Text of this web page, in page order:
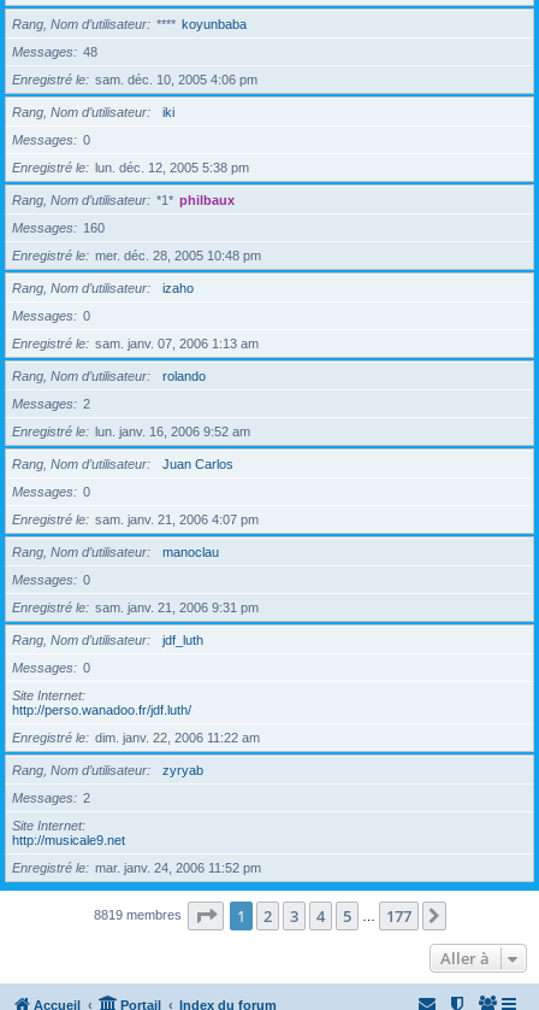
Rang, Nom d’utilisateur **** koyunbaba
Messages
48
Enregistré le
sam. déc. 10, 2005 4:06 pm
Rang, Nom d’utilisateur
iki
Messages
0
Enregistré le
lun. déc. 12, 2005 5:38 pm
Rang, Nom d’utilisateur *1* philbaux
Messages
160
Enregistré le
mer. déc. 28, 2005 10:48 pm
Rang, Nom d’utilisateur
izaho
Messages
0
Enregistré le
sam. janv. 07, 2006 1:13 am
Rang, Nom d’utilisateur
rolando
Messages
2
Enregistré le
lun. janv. 16, 2006 9:52 am
Rang, Nom d’utilisateur
Juan Carlos
Messages
0
Enregistré le
sam. janv. 21, 2006 4:07 pm
Rang, Nom d’utilisateur
manoclau
Messages
0
Enregistré le
sam. janv. 21, 2006 9:31 pm
Rang, Nom d’utilisateur
jdf_luth
Messages
0
Site Internet
http://perso.wanadoo.fr/jdf.luth/
Enregistré le
dim. janv. 22, 2006 11:22 am
Rang, Nom d’utilisateur
zyryab
Messages
2
Site Internet
http://musicale9.net
Enregistré le
mar. janv. 24, 2006 11:52 pm
8819 membres Page 1sur177
1 2 3 4 5 177
Aller à
Accueil Portail Index du forum